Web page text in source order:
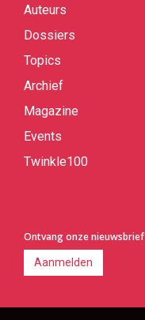
Quick
Auteurs
Dossiers
Topics
Archief
Magazine
Events
Twinkle100
Ontvang onze nieuwsbrief
Aanmelden